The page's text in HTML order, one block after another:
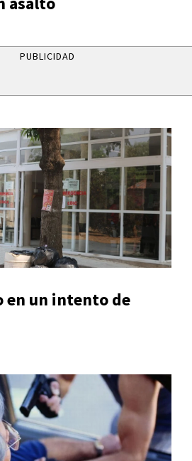
PUBLICIDAD
en un intento de